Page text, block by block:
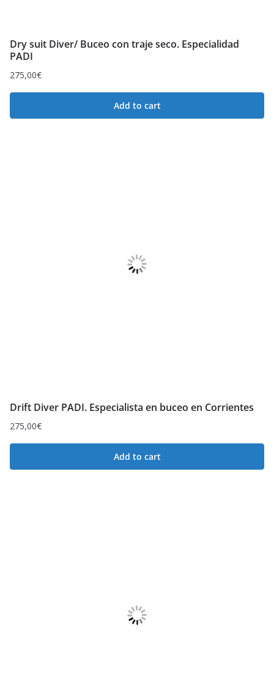
Dry suit Diver/ Buceo con traje seco. Especialidad
PADI
275,00€
Add to cart
Drift Diver PADI. Especialista en buceo en Corrientes
275,00€
Add to cart